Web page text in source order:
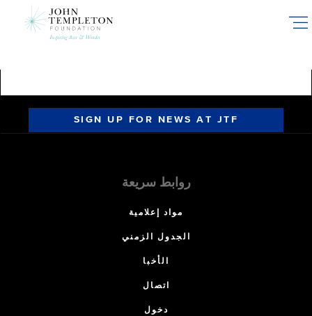
SIGN UP FOR NEWS AT JTF
روابط سريعة
مواد إعلامية
الجدول الزمني
الأخبا
اتصال
دخول